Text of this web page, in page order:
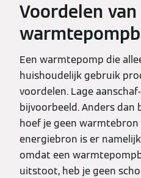
Voordelen van
Een warmtepomp die
huishoudelijk gebruik
voordelen. Lage
bijvoorbeeld. Anders dan
hoef je geen warmtebron
energiebron is er
omdat een
uitstoot, heb je geen